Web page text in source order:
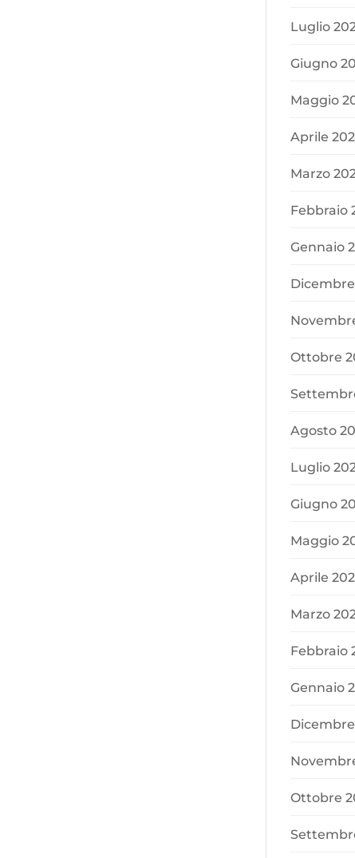
Luglio
Giugno
Maggio
Aprile
Marzo
Febbraio
Gennaio
Dicembre
Ottobre
Agosto
Luglio
Giugno
Maggio
Aprile
Marzo
Febbraio
Gennaio
Ottobre